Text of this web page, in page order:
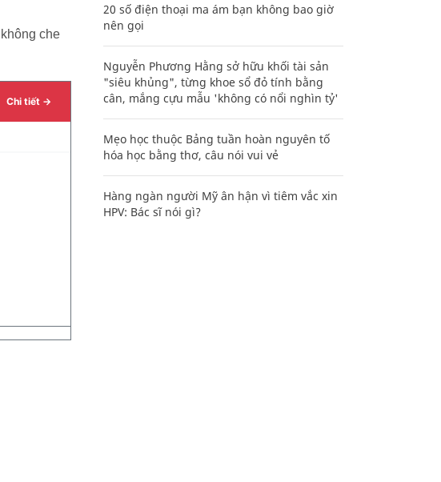
che
20 số điện thoại ma ám bạn không bao giờ
nên gọi
Nguyễn Phương Hằng sở hữu khối tài sản
"siêu khủng", từng khoe sổ đỏ tính bằng
cân, mắng cựu mẫu 'không có nổi nghìn tỷ'
Mẹo học thuộc Bảng tuần hoàn nguyên tố
hóa học bằng thơ, câu nói vui vẻ
Hàng ngàn người Mỹ ân hận vì tiêm vắc xin
HPV: Bác sĩ nói gì?